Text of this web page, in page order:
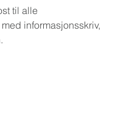
til alle
informasjonsskriv,